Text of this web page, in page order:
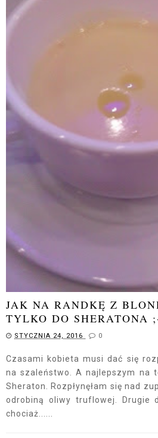
JAK NA RANDKĘ Z
TYLKO DO SHERATONA
STYCZNIA 24, 2016 0
Czasami kobieta musi dać się
na szaleństwo. A najlepszym na
Sheraton. Rozpłynęłam się nad
odrobiną oliwy truflowej. Drugie
chociaż......